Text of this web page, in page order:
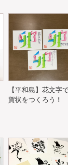
【平和島】花文字
賀状をつくろう！